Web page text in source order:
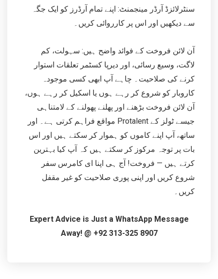
سنٹرلائزڈ آرڈر مینجمنٹ: اپنے تمام آرڈرز کو ایک جگہ
سے دیکھیں اور اس پر کارروائی کریں۔
آن لائن فروخت کے فوائد واضح ہیں: سہولت، کم
لاگت، وسیع رسائی، اور دیرپا کسٹمر تعلقات استوار
کرنے کی صلاحیت۔ چاہے آپ ابھی کسی موجودہ
کاروبار کو شروع کر رہے ہوں یا اسکیل کر رہے ہوں،
آن لائن فروخت بڑھنے اور پھلنے پھولنے کے لامتناہی
مواقع فراہم کرتی ہے۔ اور Protalent جیسے ٹولز کے
ساتھ، آپ اپنے کاموں کو ہموار کر سکتے ہیں اور اس
بات پر توجہ مرکوز کر سکتے ہیں کہ آپ کیا بہترین
کرتے ہیں — فروخت! آج ہی اپنا ای کامرس سفر
شروع کریں اور اپنی پوری صلاحیت کو غیر مقفل
کریں۔
Expert Advice is Just a WhatsApp Message
Away! @ +92 313-325 8907